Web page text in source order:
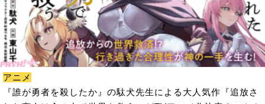
アニメ
『誰が勇者を殺したか』の駄犬先生による大人気作『追放さ